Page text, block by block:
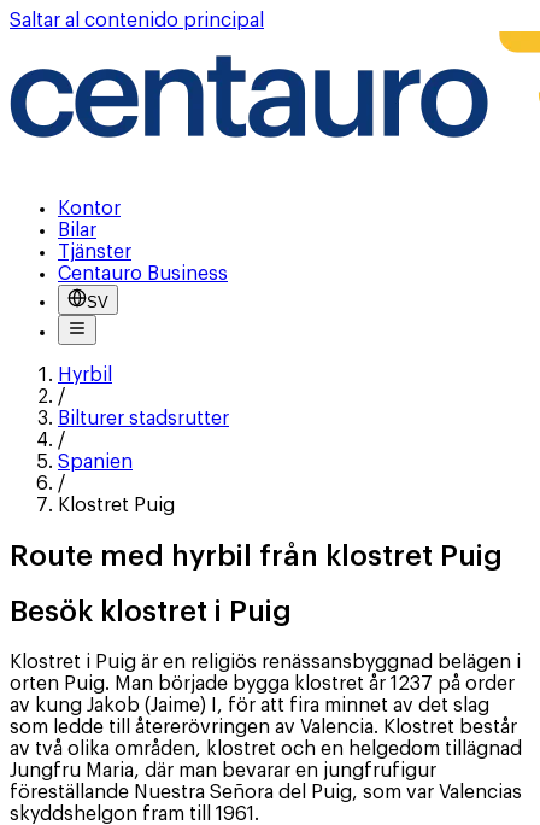
Saltar al contenido principal
Kontor
Bilar
Tjänster
Centauro Business
SV
Hyrbil
/
Bilturer stadsrutter
/
Spanien
/
Klostret Puig
Route med hyrbil från klostret Puig
Besök klostret i Puig
Klostret i Puig är en religiös renässansbyggnad belägen i
orten Puig. Man började bygga klostret år 1237 på order
av kung Jakob (Jaime) I, för att fira minnet av det slag
som ledde till återerövringen av Valencia. Klostret består
av två olika områden, klostret och en helgedom tillägnad
Jungfru Maria, där man bevarar en jungfrufigur
föreställande Nuestra Señora del Puig, som var Valencias
skyddshelgon fram till 1961.